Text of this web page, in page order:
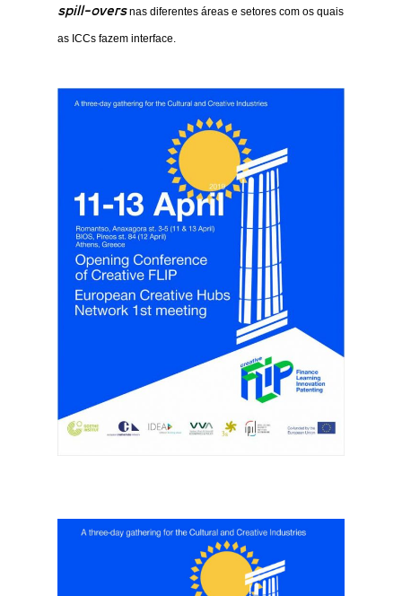
spill-oversnas diferentes áreas e setores com os quais
as ICCs fazem interface.